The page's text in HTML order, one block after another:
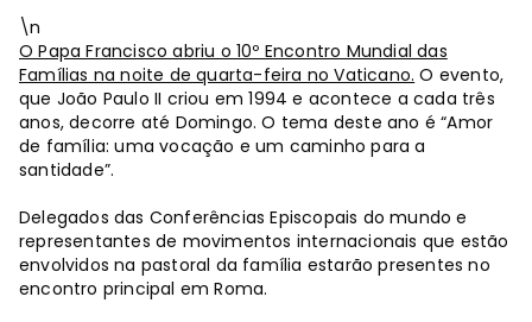
\n
O Papa Francisco abriu o 10º Encontro Mundial das
Famílias na noite de quarta-feira no Vaticano. O evento,
que João Paulo II criou em 1994 e acontece a cada três
anos, decorre até Domingo. O tema deste ano é “Amor
de família: uma vocação e um caminho para a
santidade”.
Delegados das Conferências Episcopais do mundo e
representantes de movimentos internacionais que estão
envolvidos na pastoral da família estarão presentes no
encontro principal em Roma.